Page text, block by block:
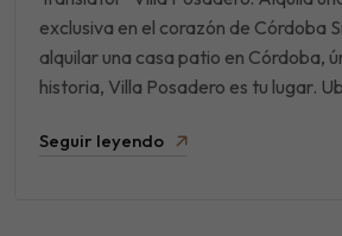
exclusiva en el corazón de Córdoba
alquilar una casa patio en Córdoba,
historia, Villa Posadero es tu lugar.
Seguir leyendo